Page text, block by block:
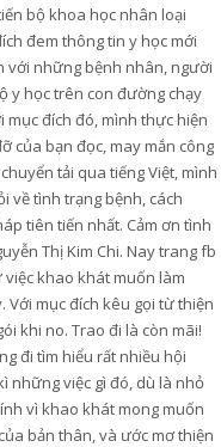
bộ khoa học nhân loại
đem thông tin y học mới
với những bệnh nhân, người
y học trên con đường chạy
đích đó, mình thực hiện
của bạn đọc, may mắn công
tải qua tiếng Việt, mình
về tình trạng bệnh, cách
tiên tiến nhất. Cảm ơn tình
Thị Kim Chi. Nay trang fb
việc khao khát muốn làm
mục đích kêu gọi từ thiện
khi no. Trao đi là còn mãi!
đi tìm hiểu rất nhiều hội
những việc gì đó, dù là nhỏ
vì khao khát mong muốn
bản thân, và ước mơ thiện